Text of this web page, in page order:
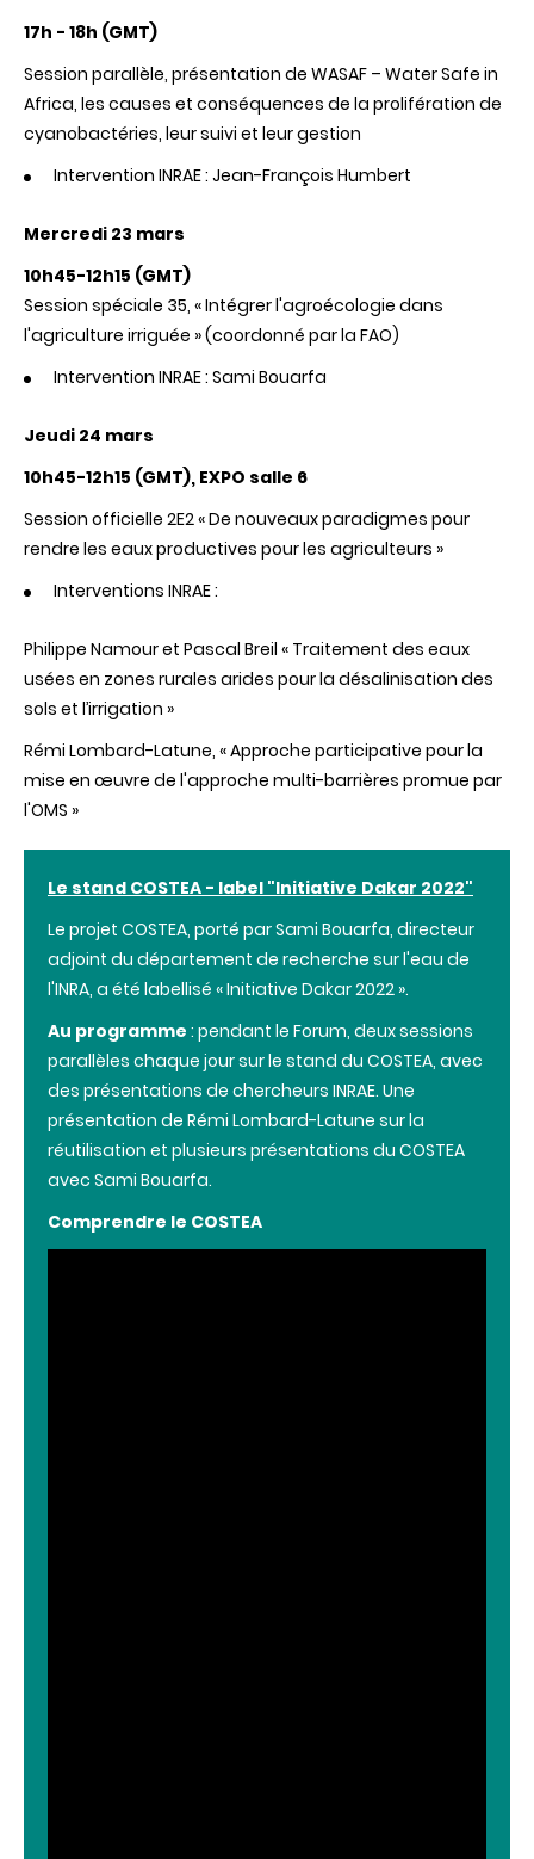
17h - 18h (GMT)
Session parallèle, présentation de WASAF – Water Safe in
Africa, les causes et conséquences de la prolifération de
cyanobactéries, leur suivi et leur gestion
Intervention INRAE : Jean-François Humbert
Mercredi 23 mars
10h45-12h15 (GMT)
Session spéciale 35, « Intégrer l'agroécologie dans
l'agriculture irriguée » (coordonné par la FAO)
Intervention INRAE : Sami Bouarfa
Jeudi 24 mars
10h45-12h15 (GMT), EXPO salle 6
Session officielle 2E2 « De nouveaux paradigmes pour
rendre les eaux productives pour les agriculteurs »
Interventions INRAE :
Philippe Namour et Pascal Breil « Traitement des eaux
usées en zones rurales arides pour la désalinisation des
sols et l’irrigation »
Rémi Lombard-Latune, « Approche participative pour la
mise en œuvre de l'approche multi-barrières promue par
l'OMS »
Le stand COSTEA - label "Initiative Dakar 2022"
Le projet COSTEA, porté par Sami Bouarfa, directeur
adjoint du département de recherche sur l'eau de
l'INRA, ​​a été labellisé « Initiative Dakar 2022 ».
Au programme : pendant le Forum, deux sessions
parallèles chaque jour sur le stand du COSTEA, avec
des présentations de chercheurs INRAE. Une
présentation de Rémi Lombard-Latune sur la
réutilisation et plusieurs présentations du COSTEA
avec Sami Bouarfa.
Comprendre le COSTEA